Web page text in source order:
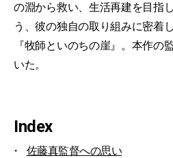
の淵から救い、生活再建を目指
う、彼の独自の取り組みに密着
『牧師といのちの崖』。本作の
いた。
Index
佐藤真監督への思い